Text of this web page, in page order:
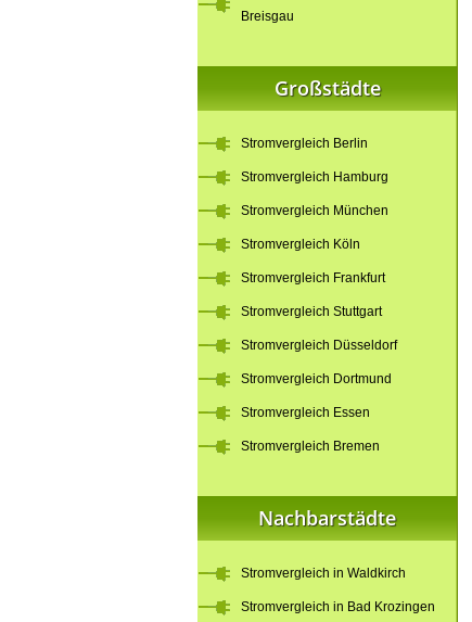
Breisgau
Großstädte
Stromvergleich Berlin
Stromvergleich Hamburg
Stromvergleich München
Stromvergleich Köln
Stromvergleich Frankfurt
Stromvergleich Stuttgart
Stromvergleich Düsseldorf
Stromvergleich Dortmund
Stromvergleich Essen
Stromvergleich Bremen
Nachbarstädte
Stromvergleich in Waldkirch
Stromvergleich in Bad Krozingen